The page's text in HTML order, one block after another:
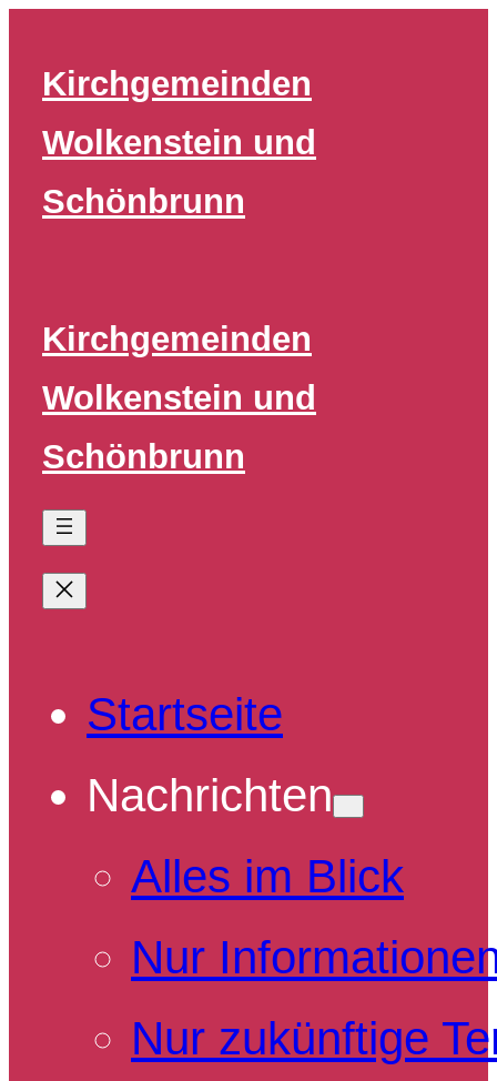
springen
Kirchgemeinden
Wolkenstein und
Schönbrunn
Kirchgemeinden
Wolkenstein und
Schönbrunn
Startseite
Nachrichten
Alles im Blick
Nur
Nur zukünftige